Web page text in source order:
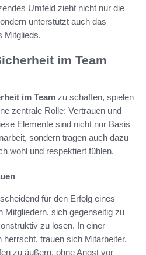
Umfeld zieht nicht nur die
unterstützt auch das
Mitglieds.
im Team
im Team zu schaffen, spielen
zentrale Rolle: Vertrauen und
Elemente sind nicht nur Basis
sondern tragen auch dazu
wohl und respektiert fühlen.
für den Erfolg eines
Mitgliedern, sich gegenseitig zu
zu lösen. In einer
herrscht, trauen sich Mitarbeiter,
zu äußern, ohne Angst vor